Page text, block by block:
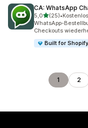
CA: WhatsApp
5,0von 5 Sternen
(25)
25 Rezensionen
•
WhatsApp-
Checkouts
Built for Shopify
1 2